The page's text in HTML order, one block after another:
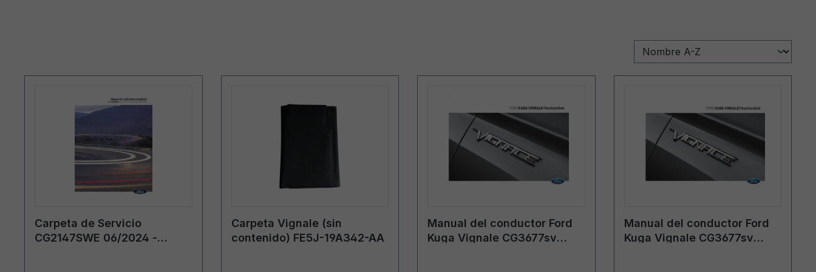
Carpeta de Servicio
CG2147SWE 06/2024 -
Carpeta Vignale (sin
contenido) FE5J-19A342-AA
Manual del conductor Ford
Kuga Vignale CG3677sv
Manual del conductor Ford
Kuga Vignale CG3677sv